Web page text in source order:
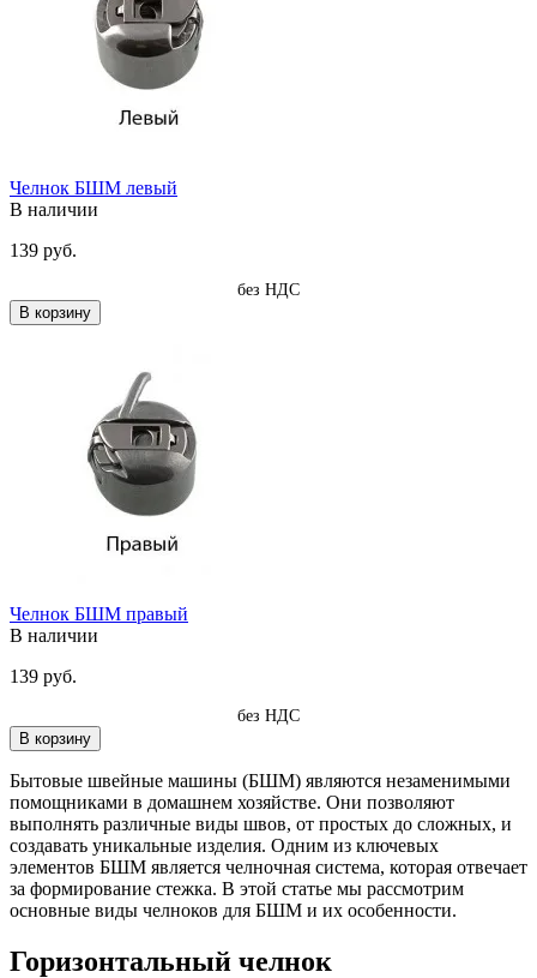
Челнок БШМ левый
В наличии
139 руб.
без НДС
В корзину
Челнок БШМ правый
В наличии
139 руб.
без НДС
В корзину
Бытовые швейные машины (БШМ) являются незаменимыми
помощниками в домашнем хозяйстве. Они позволяют
выполнять различные виды швов, от простых до сложных, и
создавать уникальные изделия. Одним из ключевых
элементов БШМ является челночная система, которая отвечает
за формирование стежка. В этой статье мы рассмотрим
основные виды челноков для БШМ и их особенности.
Горизонтальный челнок